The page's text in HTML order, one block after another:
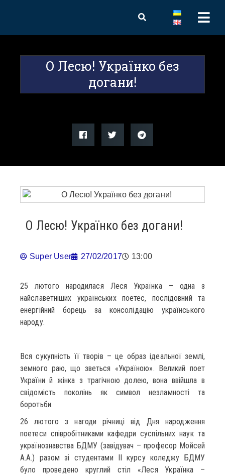
О Лесю! Українко без
догани!
О Лесю! Українко без догани!
Super User 27/02/2017 13:00
25 лютого народилася Леся Українка – одна з
найславетніших українських поетес, послідовний та
енергійний борець за консолідацію українського
народу.
Вся сукупність її творів – це образ ідеальної землі,
земного раю, що зветься «Україною». Великий поет
України й жінка з трагічною долею, вона ввійшла в
свідомість поколінь як символ незламності та
боротьби.
26 лютого з нагоди річниці від Дня народження
поетеси співробітниками кафедри суспільних наук та
українознавства БДМУ (завідувач – професор Мойсей
А.А.) разом зі студентами ІІ курсу коледжу БДМУ
було проведено круглий стіл «Леся Українка –